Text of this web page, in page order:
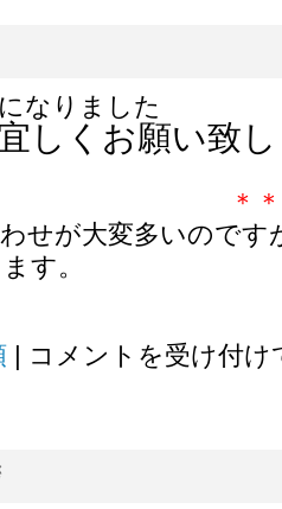
なりました
しくお願い致
お願い
せが大変多いのです
す。
ご
コメントを受け付け